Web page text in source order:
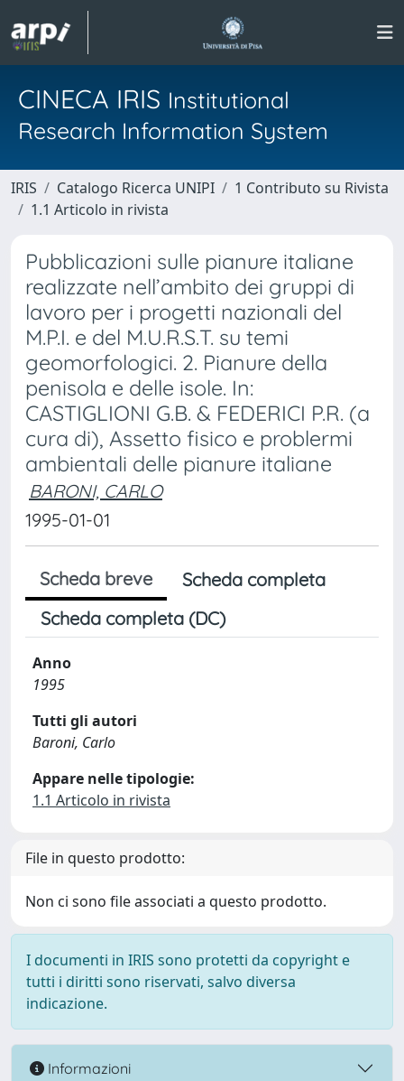
CINECA IRIS Institutional
Research Information System
IRIS Catalogo Ricerca UNIPI
1 Contributo su Rivista
1.1 Articolo in rivista
Pubblicazioni sulle pianure italiane
realizzate nell’ambito dei gruppi di
lavoro per i progetti nazionali del
M.P.I. e del M.U.R.S.T. su temi
geomorfologici. 2. Pianure della
penisola e delle isole. In:
CASTIGLIONI G.B. & FEDERICI P.R. (a
cura di), Assetto fisico e problermi
ambientali delle pianure italiane
BARONI, CARLO
1995-01-01
Scheda breve
Scheda completa
Scheda completa (DC)
Anno
1995
Tutti gli autori
Baroni, Carlo
Appare nelle tipologie:
1.1 Articolo in rivista
File in questo prodotto:
Non ci sono file associati a questo prodotto.
I documenti in IRIS sono protetti da copyright e
tutti i diritti sono riservati, salvo diversa
indicazione.
Informazioni